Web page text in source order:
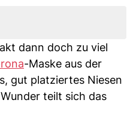
dann doch zu viel
-Maske aus der
gut platziertes Niesen
teilt sich das